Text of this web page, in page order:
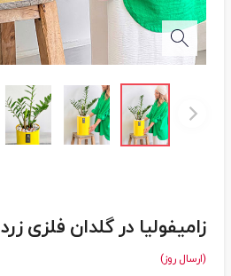
زامیفولیا در گلدان فلزی زرد
(ارسال روز)